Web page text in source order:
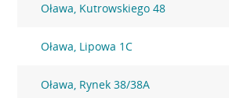
Oława, Kutrowskiego 48
Oława, Lipowa 1C
Oława, Rynek 38/38A